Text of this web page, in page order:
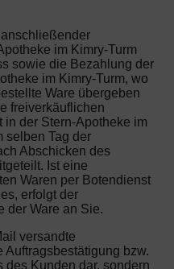
im Kimry-Turm
sowie die Bezahlung der
im Kimry-Turm, wo
Ware übergeben
freiverkäuflichen
der Stern-Apotheke im
selben Tag der
Abschicken des
Ist eine
Waren per Botendienst
erfolgt der
der Ware an Sie.
versandte
Auftragsbestätigung bzw.
des Kunden dar, sondern